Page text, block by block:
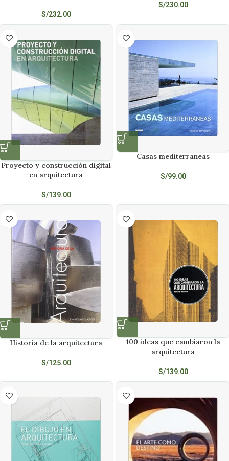
S/232.00
S/230.00
Proyecto y construcción digital
en arquitectura
S/139.00
Casas mediterraneas
S/99.00
Historia de la arquitectura
S/125.00
100 ideas que cambiaron la
arquitectura
S/139.00